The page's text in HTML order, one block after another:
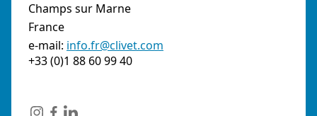
Champs sur Marne
France
e-mail: info.fr@clivet.com
+33 (0)1 88 60 99 40